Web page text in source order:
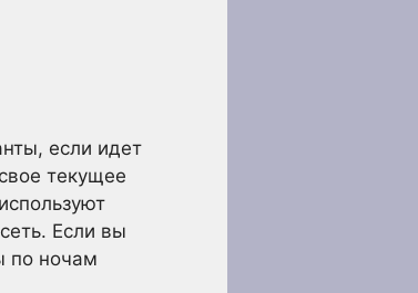
если идет
текущее
Если вы
по ночам